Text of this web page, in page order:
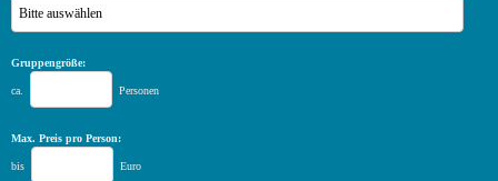
Bitte auswählen
Gruppengröße:
ca. Personen
Max. Preis pro Person:
bis Euro